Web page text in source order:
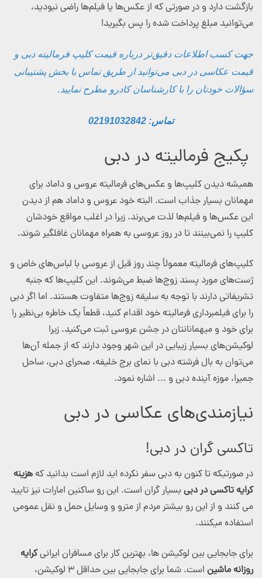
بازگشت دارد و در صورتی که از عکس‌ها یا فیلم‌ها راضی نبودید،
می‌توانید مبلغ پرداخت شده را پس بگیرید!
جهت کسب اطلاعات دقیق‌تر درباره قیمت کلیپ فرمالیته دبی و
قیمت عکاسی در دبی می‌توانید از طریق تماس با بخش پشتیبانی
سؤالات خودتان را با کارشناسان کادرو مطرح نمایید.
تماس: 02191032842
پکیج فرمالیته در دبی
همیشه دیدن کلیپ‌ها و عکس‌های فرمالیته عروس و داماد برای
مهمانان بسیار جذاب است. البته خود عروس و داماد هم از دیدن
این عکس‌ها و فیلم‌ها لذت می‌برند. زیرا در اغلب مواقع خودشان
کلیپ را نمی‌بینند تا در روز عروسی به همراه مهمانان غافلگیر شوند.
کلیپ‌های فرمالیته معمولاً چند روز قبل از عروسی با لباس‌های خاص و
ژست‌های مورد پسند زوج‌ها ضبط می‌شوند. این کلیپ‌ها که جنبه
تشریفاتی دارند با توجه به سلیقه زوج‌ها متفاوت هستند. اما اگر دبی
را برای فیلمبرداری فرمالیته خود اقدام کنید، قطعاً یک خاطره بی‌نظیر را
برای خود و میهمانانتان در جشن عروسی ثبت می‌کنید. زیرا
لوکیشن‌های بسیار زیبایی در این شهر وجود دارند که از جمله آن‌ها
می‌توان به بال فرشته دبی با نمای برج خلیفه، صحرای دبی، ساحل
جمیرا، موزه آینده دبی و ... اشاره نمود.
نیازمندی‌های عکاسی در دبی
تاکسی گران در دبی!
در صورتیکه تا کنون به دبی سفر نکرده اید لازم است بدانید کههزینه
کرایه تاکسی در دبی بسیار گران است. این رو ساکنین امارات نیز تایید
می کنند و از این رو بیشتر مردم از مترو و وسایل حمل و نقل عمومی
استفاده میکنند.
برای جابجایی بین لوکیشن ها، بهترین کار برای مسافران ایرانیکرایه
روزانه ماشین
است. شما برای جابجایی بین حداقل ۳ لوکیشن،